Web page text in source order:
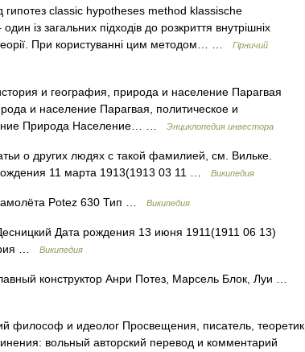
classic hypotheses method klassische
із загальних підходів до розкриття внутрішніх
При користуванні цим методом… …
Гірничий
и география, природа и население Парагвая
и население Парагвая, политическое и
Природа Население… …
Энциклопедия инвестора
о других людях с такой фамилией, см. Вильке.
11 марта 1913(1913 03 11 …
Википедия
Potez 630 Тип … Википедия
Дата рождения 13 июня 1911(1911 06 13)
…
Википедия
конструктор Анри Потез, Марсель Блок, Луи …
философ и идеолог Просвещения, писатель, теоретик
вольный авторский перевод и комментарий